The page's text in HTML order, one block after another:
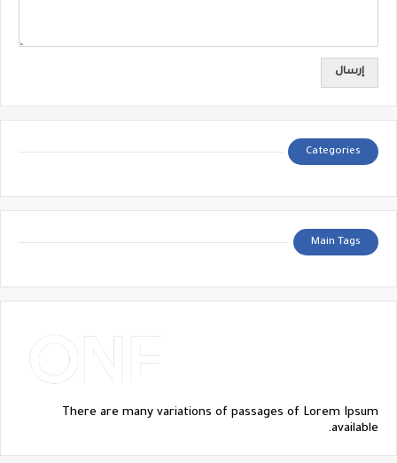
Categories
Main Tags
There are many variations of passages of Lorem Ipsum
available.